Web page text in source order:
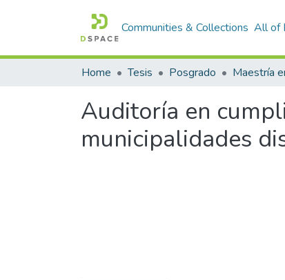
Communities & Collections All of
Home Tesis Posgrado Maestría
Auditoría en
municipalidades